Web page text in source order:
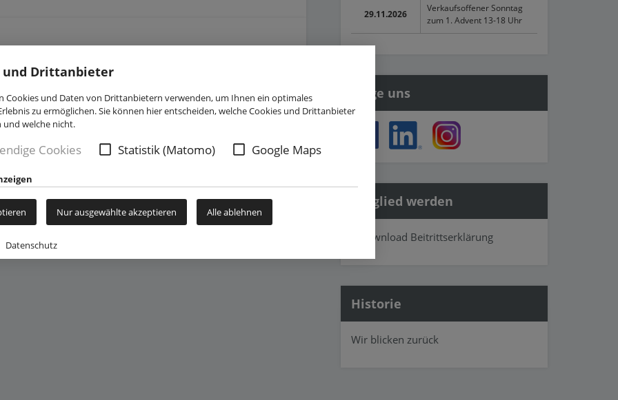
und Drittanbieter
Cookies und Daten von Drittanbietern verwenden, um Ihnen ein optimales
zu ermöglichen. Sie können hier entscheiden, welche Cookies und Drittanbieter
und welche nicht.
Cookies Statistik (Matomo) Google Maps
Nur ausgewählte akzeptieren Alle ablehnen
Datenschutz
Dafür müssen wir eine Verbindung zu den Servern von Google
Web Fonts von den Servern von Google geladen.
29.11.2026
Verkaufsoffener Sonntag
zum 1. Advent 13-18 Uhr
Folge uns
Mitglied werden
» Download Beitrittserklärung
Historie
Wir blicken zurück